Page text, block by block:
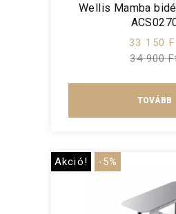
Wellis Mamba
33 150
34 900
TOVÁBB
Akció! -5%